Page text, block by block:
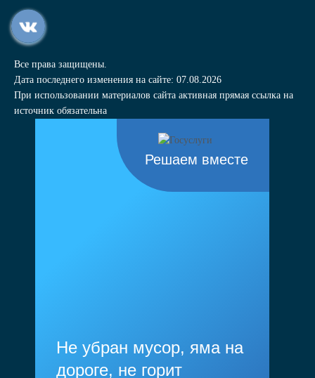
Все права защищены.
Дата последнего изменения на сайте: 07.08.2026
При использовании материалов сайта активная прямая ссылка на
источник обязательна
Решаем вместе
Не убран мусор, яма на
дороге, не горит